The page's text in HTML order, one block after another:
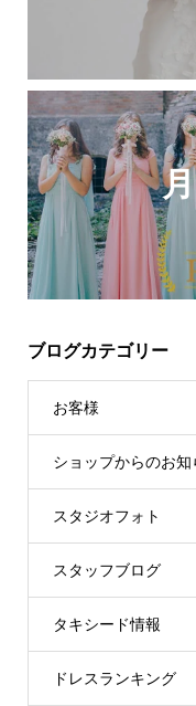
ブログカテゴリー
お客様
ショップからのお知
スタジオフォト
スタッフブログ
タキシード情報
ドレスランキング